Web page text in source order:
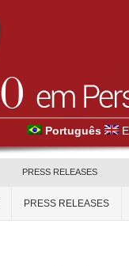
Português
PRESS RELEASES
PRESS RELEASES